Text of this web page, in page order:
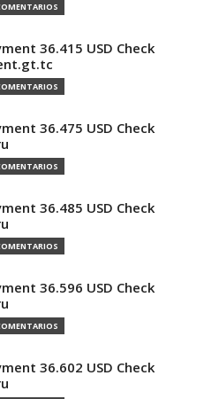
36.415 USD Check
36.475 USD Check
36.485 USD Check
36.596 USD Check
36.602 USD Check